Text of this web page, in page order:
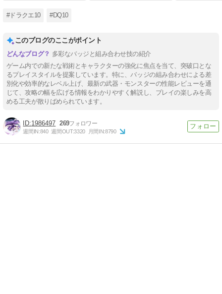
#ドラクエ10 #DQ10
このブログのここがポイント
多彩なバッジと組み合わせ技の紹介
ゲーム内での新たな戦術とキャラクターの強化に焦点を当て、突破口とな
るプレイスタイルを提案しています。特に、バッジの組み合わせによる差
別化や効率的なレベル上げ、最新の武器・モンスターの性能レビューを通
じて、攻略の幅を広げる情報をわかりやすく解説し、プレイの楽しみを高
める工夫が散りばめられています。
1986497 269
週間IN:840 週間OUT:3320 月間IN:8790